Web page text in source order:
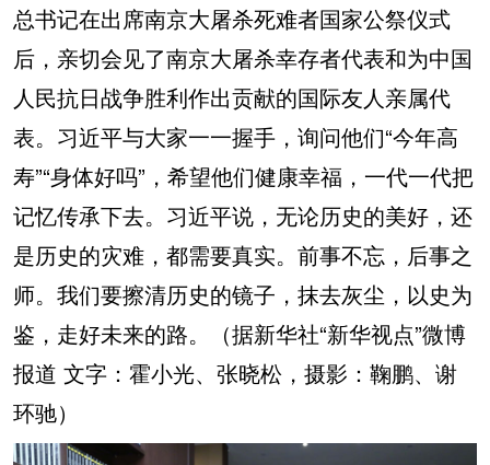
总书记在出席南京大屠杀死难者国家公祭仪式
后，亲切会见了南京大屠杀幸存者代表和为中国
人民抗日战争胜利作出贡献的国际友人亲属代
表。习近平与大家一一握手，询问他们“今年高
寿”“身体好吗”，希望他们健康幸福，一代一代把
记忆传承下去。习近平说，无论历史的美好，还
是历史的灾难，都需要真实。前事不忘，后事之
师。我们要擦清历史的镜子，抹去灰尘，以史为
鉴，走好未来的路。（据新华社“新华视点”微博
报道 文字：霍小光、张晓松，摄影：鞠鹏、谢
环驰）